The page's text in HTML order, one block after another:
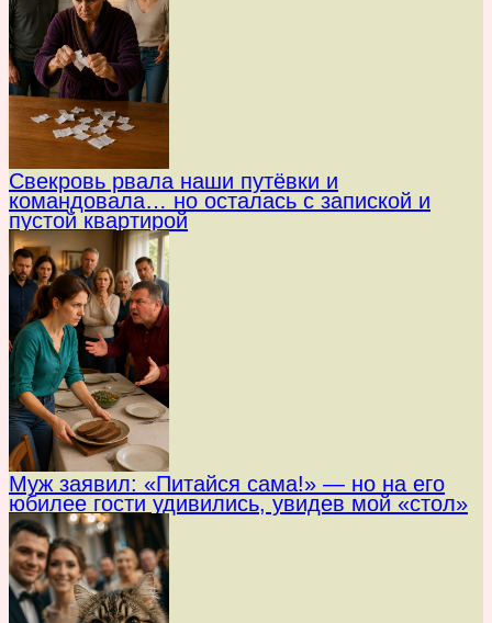
Свекровь рвала наши путёвки и
командовала… но осталась с запиской и
пустой квартирой
Муж заявил: «Питайся сама!» — но на его
юбилее гости удивились, увидев мой «стол»